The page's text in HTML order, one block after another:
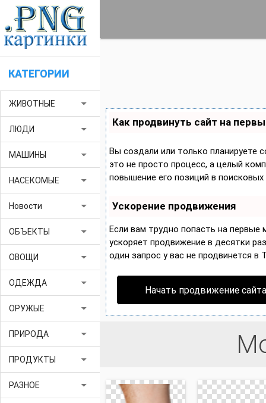
КАТЕГОРИИ
ЖИВОТНЫЕ arrow_drop_down
ЛЮДИ arrow_drop_down
МАШИНЫ arrow_drop_down
НАСЕКОМЫЕ arrow_drop_down
Новости arrow_drop_down
ОБЪЕКТЫ arrow_drop_down
ОВОЩИ arrow_drop_down
ОДЕЖДА arrow_drop_down
ОРУЖЫЕ arrow_drop_down
ПРИРОДА arrow_drop_down
ПРОДУКТЫ arrow_drop_down
РАЗНОЕ arrow_drop_down
Как продвинуть сайт на
Вы создали или только планируете
это не просто процесс, а целый
повышение его позиций в поисковых
Ускорение продвижения
Если вам трудно попасть на первые
ускоряет продвижение в десятки
один запрос у вас не продвинется в
Начать продвижение сайта